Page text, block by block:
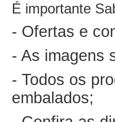
É importante
- Ofertas e
- As imagens
- Todos os
embalados;